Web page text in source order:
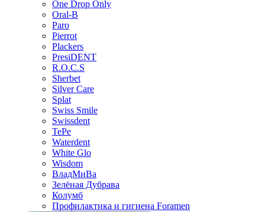
One Drop Only
Oral-B
Paro
Pierrot
Plackers
PresiDENT
R.O.C.S
Sherbet
Silver Care
Splat
Swiss Smile
Swissdent
TePe
Waterdent
White Glo
Wisdom
ВладМиВа
Зелёная Дубрава
Колумб
Профилактика и гигиена Foramen